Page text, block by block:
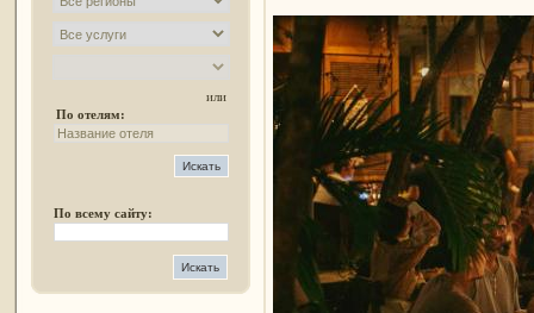
или
По отелям:
По всему сайту: